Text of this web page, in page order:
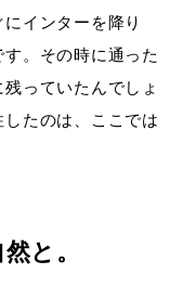
インターを降り
。その時に通った
っていたんでしょ
たのは、ここでは
と。